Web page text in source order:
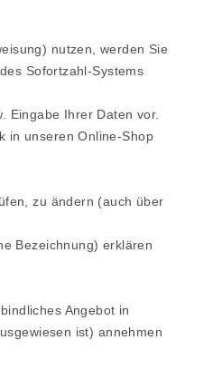
nutzen, werden Sie
Sofortzahl-Systems
Eingabe Ihrer Daten vor.
in unseren Online-Shop
zu ändern (auch über
Bezeichnung) erklären
Angebot in
ist) annehmen